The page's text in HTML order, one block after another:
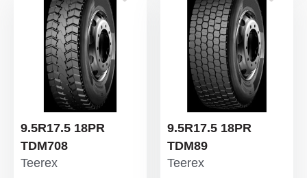
9.5R17.5 18PR
TDM708
Teerex
9.5R17.5 18PR
TDM89
Teerex